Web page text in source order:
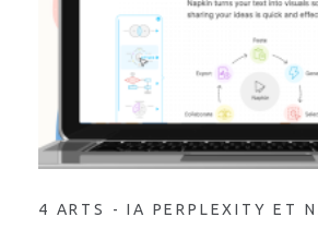
4 ARTS - IA PERPLEXITY ET